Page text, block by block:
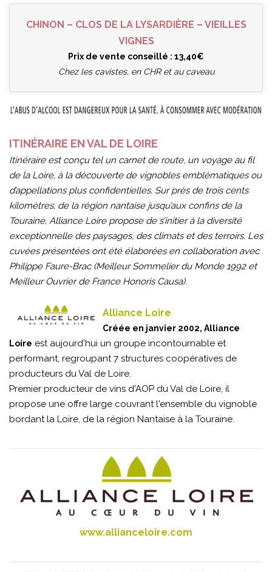
CHINON – CLOS DE LA LYSARDIÈRE – VIEILLES
VIGNES
Prix de vente conseillé : 13,40€
Chez les cavistes, en CHR et au caveau
ITINÉRAIRE EN VAL DE LOIRE
Itinéraire est conçu tel un carnet de route, un voyage au fil
de la Loire, à la découverte de vignobles emblématiques ou
d’appellations plus confidentielles. Sur près de trois cents
kilomètres, de la région nantaise jusqu’aux confins de la
Touraine, Alliance Loire propose de s’initier à la diversité
exceptionnelle des paysages, des climats et des terroirs. Les
cuvées présentées ont été élaborées en collaboration avec
Philippe Faure-Brac (Meilleur Sommelier du Monde 1992 et
Meilleur Ouvrier de France Honoris Causa).
Alliance Loire
Créée en janvier 2002, Alliance
Loire est aujourd'hui un groupe incontournable et
performant, regroupant 7 structures coopératives de
producteurs du Val de Loire.
Premier producteur de vins d'AOP du Val de Loire, il
propose une offre large couvrant l'ensemble du vignoble
bordant la Loire, de la région Nantaise à la Touraine.
www.allianceloire.com